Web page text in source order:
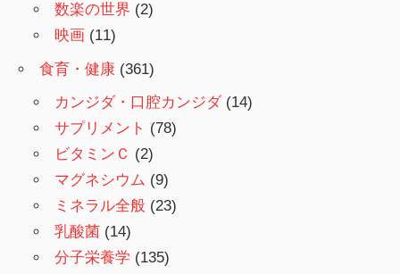
数楽の世界 (2)
映画 (11)
食育・健康 (361)
カンジダ・口腔カンジダ (14)
サプリメント (78)
ビタミンＣ (2)
マグネシウム (9)
ミネラル全般 (23)
乳酸菌 (14)
分子栄養学 (135)